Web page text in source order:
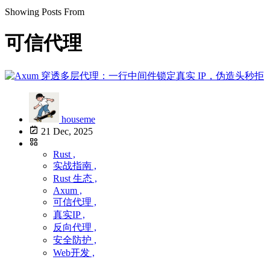
Showing Posts From
可信代理
houseme
21 Dec, 2025
Rust ,
实战指南 ,
Rust 生态 ,
Axum ,
可信代理 ,
真实IP ,
反向代理 ,
安全防护 ,
Web开发 ,